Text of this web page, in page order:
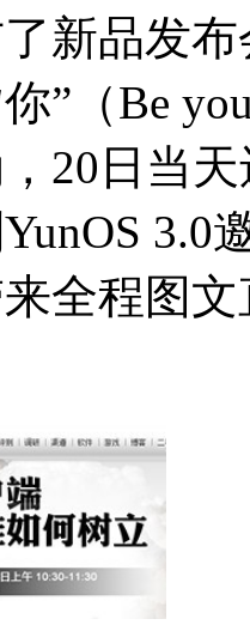
新品发
”（Be
20日当
3.0
全程图